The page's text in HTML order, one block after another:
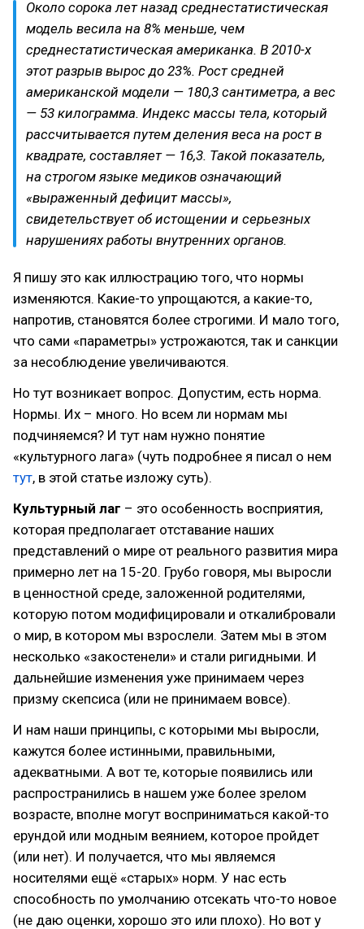
Около сорока лет назад среднестатистическая
модель весила на 8% меньше, чем
среднестатистическая американка. В 2010-х
этот разрыв вырос до 23%. Рост средней
американской модели — 180,3 сантиметра, а вес
— 53 килограмма. Индекс массы тела, который
рассчитывается путем деления веса на рост в
квадрате, составляет — 16,3. Такой показатель,
на строгом языке медиков означающий
«выраженный дефицит массы»,
свидетельствует об истощении и серьезных
нарушениях работы внутренних органов.
Я пишу это как иллюстрацию того, что нормы
изменяются. Какие-то упрощаются, а какие-то,
напротив, становятся более строгими. И мало того,
что сами «параметры» устрожаются, так и санкции
за несоблюдение увеличиваются.
Но тут возникает вопрос. Допустим, есть норма.
Нормы. Их – много. Но всем ли нормам мы
подчиняемся? И тут нам нужно понятие
«культурного лага» (чуть подробнее я писал о нем
тут, в этой статье изложу суть).
Культурный лаг – это особенность восприятия,
которая предполагает отставание наших
представлений о мире от реального развития мира
примерно лет на 15-20. Грубо говоря, мы выросли
в ценностной среде, заложенной родителями,
которую потом модифицировали и откалибровали
о мир, в котором мы взрослели. Затем мы в этом
несколько «закостенели» и стали ригидными. И
дальнейшие изменения уже принимаем через
призму скепсиса (или не принимаем вовсе).
И нам наши принципы, с которыми мы выросли,
кажутся более истинными, правильными,
адекватными. А вот те, которые появились или
распространились в нашем уже более зрелом
возрасте, вполне могут восприниматься какой-то
ерундой или модным веянием, которое пройдет
(или нет). И получается, что мы являемся
носителями ещё «старых» норм. У нас есть
способность по умолчанию отсекать что-то новое
(не даю оценки, хорошо это или плохо). Но вот у